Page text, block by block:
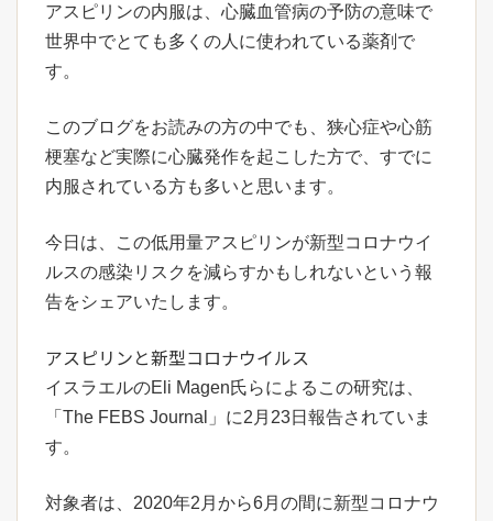
アスピリンの内服は、心臓血管病の予防の意味で
世界中でとても多くの人に使われている薬剤で
す。
このブログをお読みの方の中でも、狭心症や心筋
梗塞など実際に心臓発作を起こした方で、すでに
内服されている方も多いと思います。
今日は、この低用量アスピリンが新型コロナウイ
ルスの感染リスクを減らすかもしれないという報
告をシェアいたします。
アスピリンと新型コロナウイルス
イスラエルのEli Magen氏らによるこの研究は、
「The FEBS Journal」に2月23日報告されていま
す。
対象者は、2020年2月から6月の間に新型コロナウ